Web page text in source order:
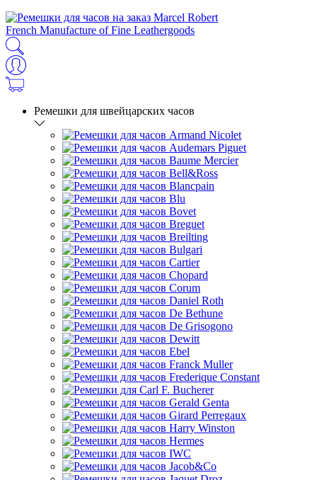
French Manufacture of Fine Leathergoods
Ремешки для швейцарских часов